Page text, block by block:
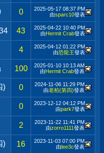
0 2025-05-17 08:37 PM
由sparc10發表
43 2025-04-22 10:40 PM
由Hermit Crab發表
4 2025-04-12 01:22 PM
由恐龍王發表
100 2025-01-10 10:13 AM
由Hermit Crab發表
) 0 2024-11-06 11:29 PM
由老柏(第四)發表
0 2023-12-12 04:12 PM
由park7發表
2 2023-11-22 11:41 PM
由zorro1111發表
) 16 2023-11-03 07:00 PM
由lee3c發表